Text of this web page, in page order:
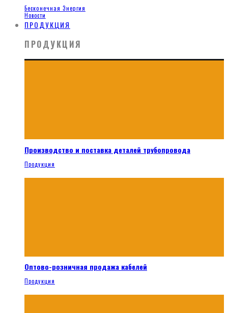
Бесконечная Энергия
Новости
ПРОДУКЦИЯ
ПРОДУКЦИЯ
Производство и поставка деталей трубопровода
Продукция
Оптово-розничная продажа кабелей
Продукция